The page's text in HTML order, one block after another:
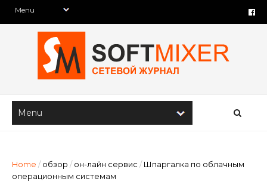
Home / обзор / он-лайн сервис / Шпаргалка по облачным
операционным системам